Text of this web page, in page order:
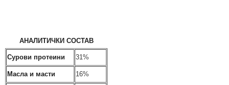
АНАЛИТИЧКИ СОСТАВ
Сурови протеини 31%
Масла и масти 16%